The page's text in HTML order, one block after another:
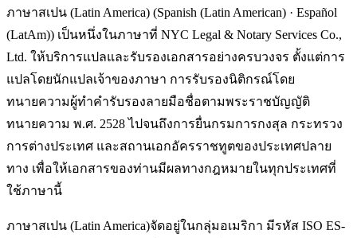
ภาษาสเปน (Latin America) (Spanish (Latin American) · Español
(LatAm)) เป็นหนึ่งในภาษาที่ NYC Legal & Notary Services Co.,
Ltd. ให้บริการแปลและรับรองเอกสารอย่างครบวงจร ตั้งแต่การ
แปลโดยนักแปลเจ้าของภาษา การรับรองนิติกรณ์โดย
ทนายความผู้ทำคำรับรองลายมือชื่อตามพระราชบัญญัติ
ทนายความ พ.ศ. 2528 ไปจนถึงการยื่นกรมการกงสุล กระทรวง
การต่างประเทศ และสถานเอกอัครราชทูตของประเทศปลาย
ทาง เพื่อให้เอกสารของท่านมีผลทางกฎหมายในทุกประเทศที่
ใช้ภาษานี้
ภาษาสเปน (Latin America)จัดอยู่ในกลุ่มอเมริกา มีรหัส ISO ES-